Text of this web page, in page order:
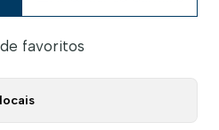
favoritos